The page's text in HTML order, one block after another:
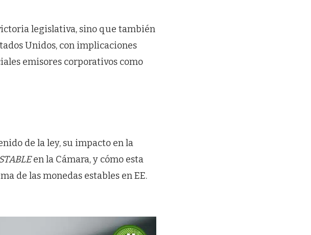
legislativa, sino que también
Unidos, con implicaciones
emisores corporativos como
de la ley, su impacto en la
en la Cámara, y cómo esta
de las monedas estables en EE.